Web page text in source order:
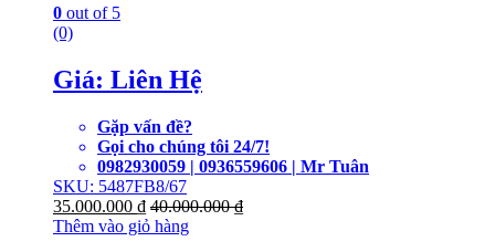
0 out of 5
(0)
Giá: Liên Hệ
Gặp vấn đề?
Gọi cho chúng tôi 24/7!
0982930059 | 0936559606 | Mr Tuân
SKU: 5487FB8/67
35.000.000 ₫ 40.000.000₫
Thêm vào giỏ hàng